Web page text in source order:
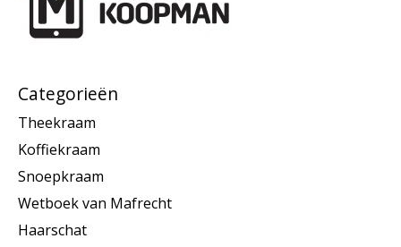
Categorieën
Theekraam
Koffiekraam
Snoepkraam
Wetboek van Mafrecht
Haarschat